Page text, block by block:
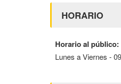
HORARIO
Horario al público:
Lunes a Viernes -